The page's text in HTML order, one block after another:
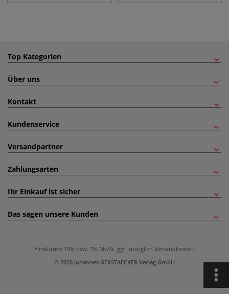
Top Kategorien
Über uns
Kontakt
Kundenservice
Versandpartner
Zahlungsarten
Ihr Einkauf ist sicher
Das sagen unsere Kunden
inklusive 19% bzw. 7% MwSt, ggf. zuzüglich Versandkosten.
© 2026 Johannes GERSTAECKER Verlag GmbH